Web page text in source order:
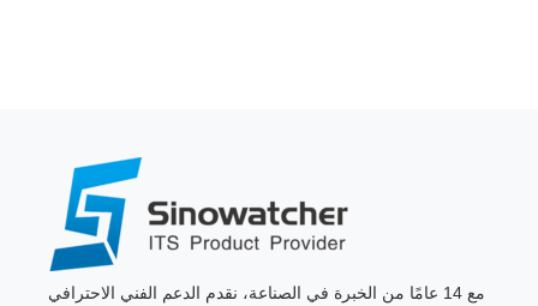
مع 14 عامًا من الخبرة في الصناعة، نقدم الدعم الفني الاحترافي